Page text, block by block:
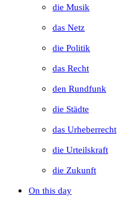
die Musik
das Netz
die Politik
das Recht
den Rundfunk
die Städte
das Urheberrecht
die Urteilskraft
die Zukunft
On this day